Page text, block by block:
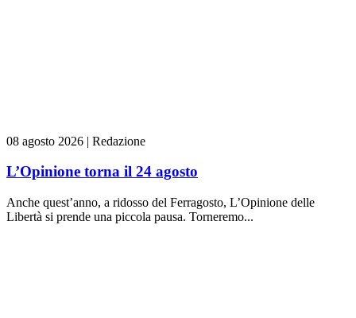
08 agosto 2026 | Redazione
L’Opinione torna il 24 agosto
Anche quest’anno, a ridosso del Ferragosto, L’Opinione delle
Libertà si prende una piccola pausa. Torneremo...